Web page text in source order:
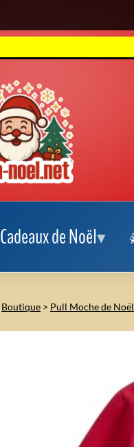
Cadeaux de Noël
Boutique > Pull Moche de Noël